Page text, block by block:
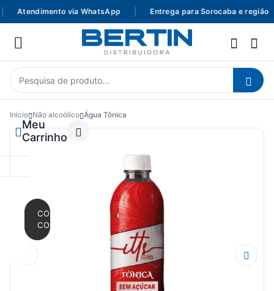
Atendimento via WhatsApp Entrega para Sorocaba e região
Meu
Carrinho
CONTINUAR
COMPRANDO
Início Não alcoólico Água Tônica